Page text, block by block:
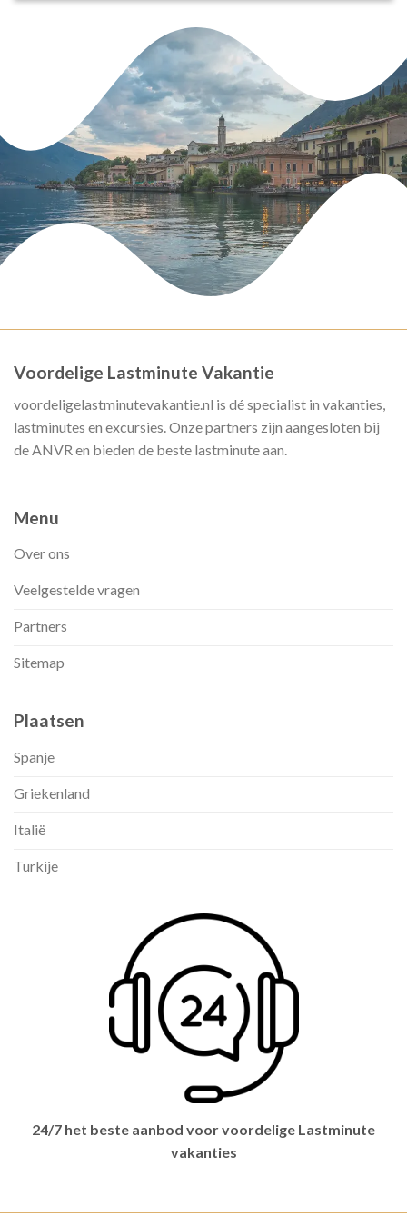
Voordelige Lastminute Vakantie
voordeligelastminutevakantie.nl is dé specialist in vakanties,
lastminutes en excursies. Onze partners zijn aangesloten bij
de ANVR en bieden de beste lastminute aan.
Menu
Over ons
Veelgestelde vragen
Partners
Sitemap
Plaatsen
Spanje
Griekenland
Italië
Turkije
24/7 het beste aanbod voor voordelige Lastminute
vakanties